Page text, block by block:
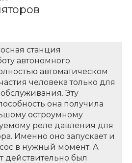
станция
автономного
автоматическом
человека только для
Эту
она получила
остроумному
реле давления для
Именно оно запускает и
в нужный момент. А
действительно был